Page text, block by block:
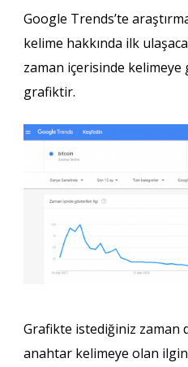
Google Trends’te
kelime hakkında ilk
zaman içerisinde
grafiktir.
Grafikte istediğiniz zaman
anahtar kelimeye olan